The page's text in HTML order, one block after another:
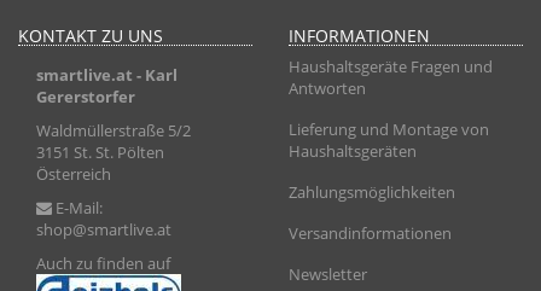
KONTAKT ZU UNS
smartlive.at - Karl
Gererstorfer
Waldmüllerstraße 5/2
3151 St. St. Pölten
Österreich
E-Mail:
shop@smartlive.at
Auch zu finden auf
INFORMATIONEN
Haushaltsgeräte Fragen und
Antworten
Lieferung und Montage von
Haushaltsgeräten
Zahlungsmöglichkeiten
Versandinformationen
Newsletter